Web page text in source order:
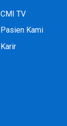
CMI TV
Pasien Kami
Karir